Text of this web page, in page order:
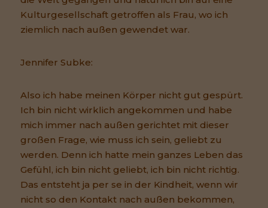
Kulturgesellschaft getroffen als Frau, wo ich
ziemlich nach außen gewendet war.
Jennifer Subke:
Also ich habe meinen Körper nicht gut gespürt.
Ich bin nicht wirklich angekommen und habe
mich immer nach außen gerichtet mit dieser
großen Frage, wie muss ich sein, geliebt zu
werden. Denn ich hatte mein ganzes Leben das
Gefühl, ich bin nicht geliebt, ich bin nicht richtig.
Das entsteht ja per se in der Kindheit, wenn wir
nicht so den Kontakt nach außen bekommen,